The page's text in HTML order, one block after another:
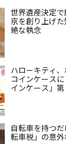
世界遺産決定
京を創り上げ
絶な執念
ハローキティ
コインケース
インケース」
自転車を持つ
転車税」の意